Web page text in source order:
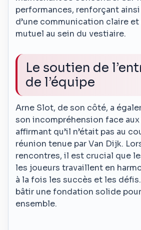
performances, renforçant
d’une communication claire et
mutuel au sein du vestiaire.
Le soutien de
de l’équipe
Arne Slot, de son côté, a
son incompréhension face aux
affirmant qu’il n’était pas au
réunion tenue par Van Dijk.
rencontres, il est crucial que
les joueurs travaillent en
à la fois les succès et les
bâtir une fondation solide
ensemble.